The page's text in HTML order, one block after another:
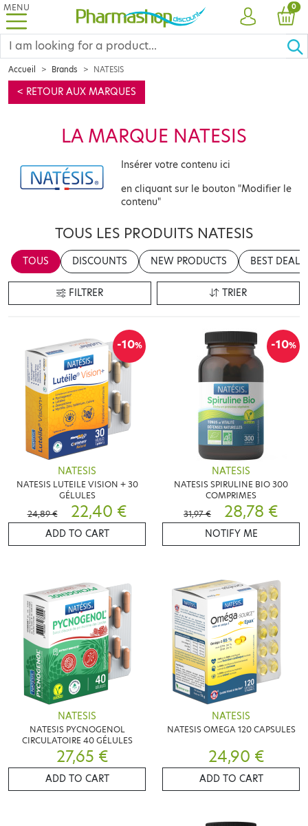
MENU
ACCOUNT
0
Accueil Brands NATESIS
< RETOUR AUX MARQUES
LA MARQUE NATESIS
Insérer votre contenu ici
en cliquant sur le bouton "Modifier le
contenu"
TOUS LES PRODUITS NATESIS
TOUS DISCOUNTS NEW PRODUCTS BEST DEALS
FILTRER TRIER
-10%
NATESIS
NATESIS LUTEILE VISION + 30
GÉLULES
24,89 €
22,40 €
ADD TO CART
-10%
NATESIS
NATESIS SPIRULINE BIO 300
COMPRIMES
31,97 €
28,78 €
NOTIFY ME
NATESIS
NATESIS PYCNOGENOL
CIRCULATOIRE 40 GÉLULES
27,65 €
ADD TO CART
NATESIS
NATESIS OMEGA 120 CAPSULES
24,90 €
ADD TO CART